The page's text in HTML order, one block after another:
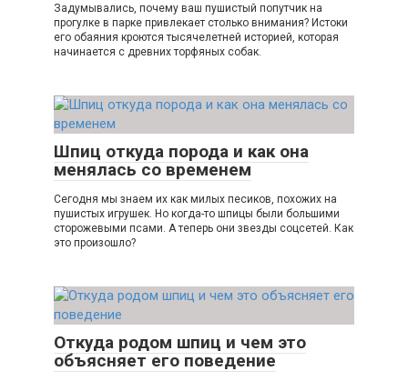
Задумывались, почему ваш пушистый попутчик на
прогулке в парке привлекает столько внимания? Истоки
его обаяния кроются тысячелетней историей, которая
начинается с древних торфяных собак.
Шпиц откуда порода и как она
менялась со временем
Сегодня мы знаем их как милых песиков, похожих на
пушистых игрушек. Но когда-то шпицы были большими
сторожевыми псами. А теперь они звезды соцсетей. Как
это произошло?
Откуда родом шпиц и чем это
объясняет его поведение